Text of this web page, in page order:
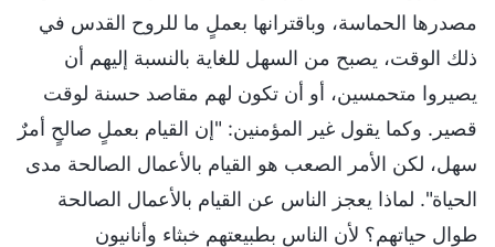
مصدرها الحماسة، وباقترانها بعملٍ ما للروح القدس في
ذلك الوقت، يصبح من السهل للغاية بالنسبة إليهم أن
يصيروا متحمسين، أو أن تكون لهم مقاصد حسنة لوقت
قصير. وكما يقول غير المؤمنين: "إن القيام بعملٍ صالحٍ أمرٌ
سهل، لكن الأمر الصعب هو القيام بالأعمال الصالحة مدى
الحياة". لماذا يعجز الناس عن القيام بالأعمال الصالحة
طوال حياتهم؟ لأن الناس بطبيعتهم خبثاء وأنانيون